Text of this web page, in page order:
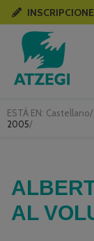
ESTÁ EN: Castellano/
2005/
AL